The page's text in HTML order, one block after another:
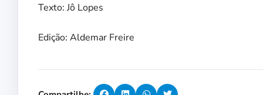
Texto: Jô Lopes
Edição: Aldemar Freire